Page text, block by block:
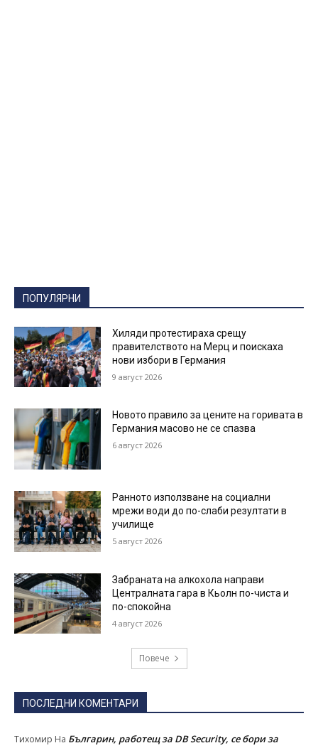
ПОПУЛЯРНИ
Хиляди протестираха срещу
правителството на Мерц и поискаха
нови избори в Германия
9 август 2026
Новото правило за цените на горивата в
Германия масово не се спазва
6 август 2026
Ранното използване на социални
мрежи води до по-слаби резултати в
училище
5 август 2026
Забраната на алкохола направи
Централната гара в Кьолн по-чиста и
по-спокойна
4 август 2026
Повече
ПОСЛЕДНИ КОМЕНТАРИ
Тихомир На Българин, работещ за DB Security, се бори за